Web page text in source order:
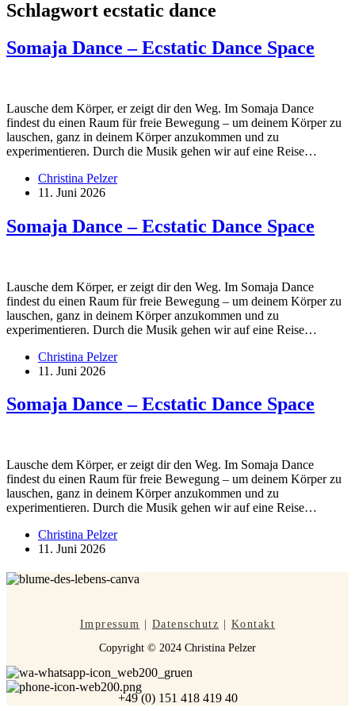
Schlagwort ecstatic dance
Somaja Dance – Ecstatic Dance Space
Lausche dem Körper, er zeigt dir den Weg. Im Somaja Dance
findest du einen Raum für freie Bewegung – um deinem Körper zu
lauschen, ganz in deinem Körper anzukommen und zu
experimentieren. Durch die Musik gehen wir auf eine Reise…
Christina Pelzer
11. Juni 2026
Somaja Dance – Ecstatic Dance Space
Lausche dem Körper, er zeigt dir den Weg. Im Somaja Dance
findest du einen Raum für freie Bewegung – um deinem Körper zu
lauschen, ganz in deinem Körper anzukommen und zu
experimentieren. Durch die Musik gehen wir auf eine Reise…
Christina Pelzer
11. Juni 2026
Somaja Dance – Ecstatic Dance Space
Lausche dem Körper, er zeigt dir den Weg. Im Somaja Dance
findest du einen Raum für freie Bewegung – um deinem Körper zu
lauschen, ganz in deinem Körper anzukommen und zu
experimentieren. Durch die Musik gehen wir auf eine Reise…
Christina Pelzer
11. Juni 2026
Impressum Datenschutz
Kontakt
Copyright © 2024 Christina Pelzer
+49 (0) 151 418 419 40